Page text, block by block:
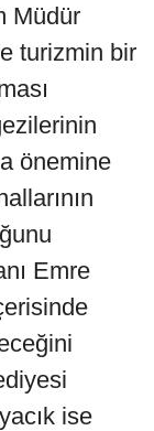
Müdür
turizmin bir
önemine
Emre
ise